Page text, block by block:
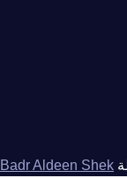
Badr Aldeen Shek